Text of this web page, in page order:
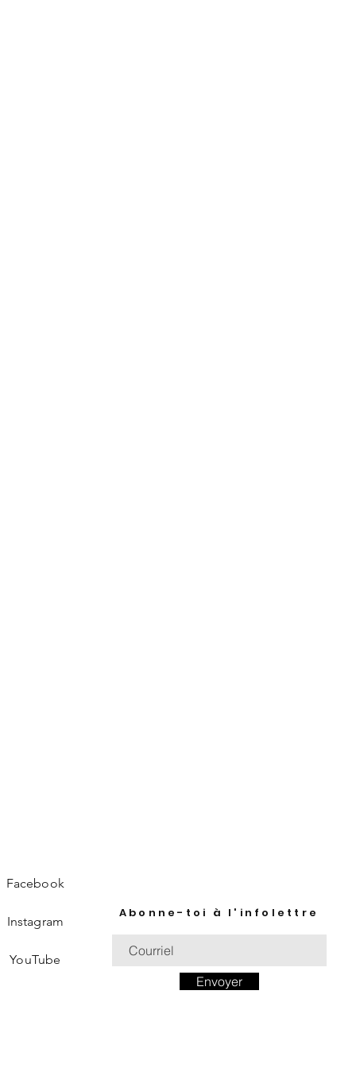
Facebook
Instagram
YouTube
Abonne-toi à l'infolettre
Envoyer